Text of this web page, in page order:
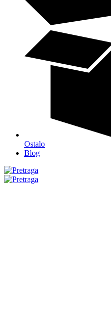
Ostalo
Blog